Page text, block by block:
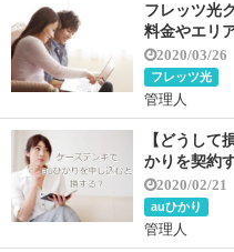
フレッツ光
料金やエリ
2020/03/26
フレッツ光
管理人
【どうして
かりを契約
2020/02/21
auひかり
管理人